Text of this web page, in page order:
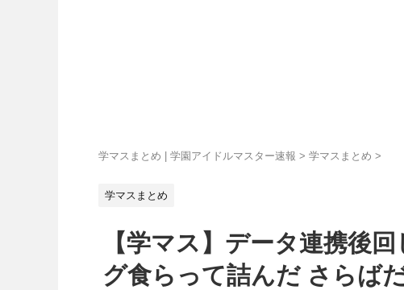
学マスまとめ | 学園アイドルマスター速報 > 学マスまとめ >
学マスまとめ
【学マス】データ連携後
グ食らって詰んだ さらば